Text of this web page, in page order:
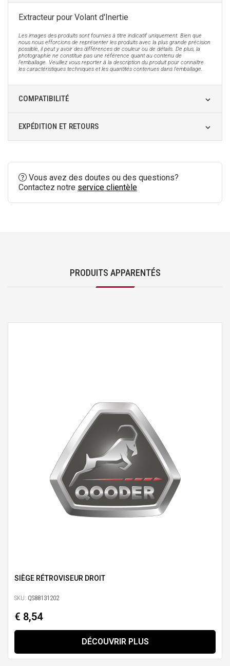
Extracteur pour Volant d'Inertie
Les images des produits sont fournies à titre indicatif uniquement. Bien que
nous nous efforcions de représenter les produits avec la plus grande précision
possible, il peut y avoir des différences de couleur ou de détails. De plus, la
photographie ne constitue pas une référence quant au contenu de
l'emballage. Veuillez vous reporter à la description du produit pour connaître
les caractéristiques techniques et les quantités contenues dans l'emballage.
COMPATIBILITÉ
EXPÉDITION ET RETOURS
Vous avez des doutes ou des questions?
Contactez notre service clientèle
PRODUITS APPARENTÉS
SIÈGE RÉTROVISEUR DROIT
SKU: QS88131202
€ 8,54
DÉCOUVRIR PLUS